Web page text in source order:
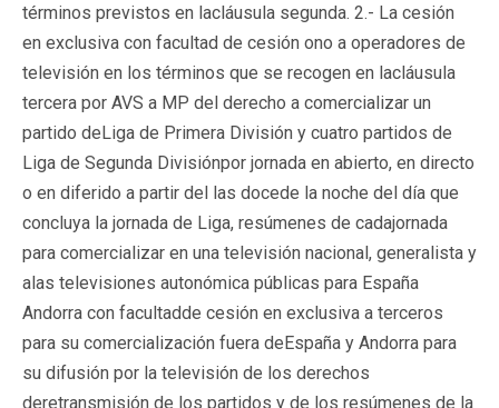
términos previstos en lacláusula segunda. 2.- La cesión
en exclusiva con facultad de cesión ono a operadores de
televisión en los términos que se recogen en lacláusula
tercera por AVS a MP del derecho a comercializar un
partido deLiga de Primera División y cuatro partidos de
Liga de Segunda Divisiónpor jornada en abierto, en directo
o en diferido a partir del las docede la noche del día que
concluya la jornada de Liga, resúmenes de cadajornada
para comercializar en una televisión nacional, generalista y
alas televisiones autonómica públicas para España
Andorra con facultadde cesión en exclusiva a terceros
para su comercialización fuera deEspaña y Andorra para
su difusión por la televisión de los derechos
deretransmisión de los partidos y de los resúmenes de la